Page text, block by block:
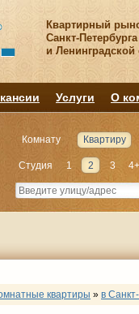
Квартирный
Санкт-Петербурга
и Ленинградской
Услуги О
Комнату Квартиру
Студия 1 2 3 4+
квартиры » в